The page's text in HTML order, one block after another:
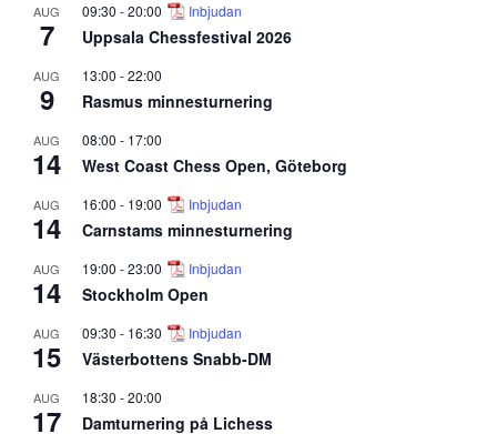
AUG
7
09:30 -20:00 Inbjudan
Uppsala Chessfestival 2026
AUG
9
13:00 -22:00
Rasmus minnesturnering
AUG
14
08:00 - 17:00
West Coast Chess Open, Göteborg
AUG
14
16:00 - 19:00 Inbjudan
Carnstams minnesturnering
AUG
14
19:00 -23:00 Inbjudan
Stockholm Open
AUG
15
09:30 - 16:30 Inbjudan
Västerbottens Snabb-DM
AUG
17
18:30 -20:00
Damturnering på Lichess